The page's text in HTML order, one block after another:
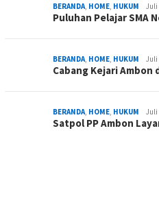
BERANDA HOME HUKUM Juli
Puluhan Pelajar SMA
BERANDA HOME HUKUM Juli
Cabang Kejari
BERANDA HOME HUKUM Juli
Satpol PP Ambon